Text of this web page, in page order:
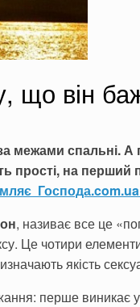
що він
межами спальні. А
прості, на перший
, називає все це
Це чотири
якість
перше виникає